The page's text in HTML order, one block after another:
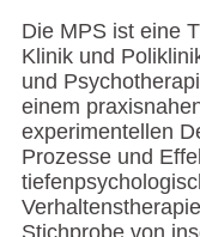
Die MPS ist eine
Klinik und
und
einem
experimentellen
Prozesse und
Stichprobe von